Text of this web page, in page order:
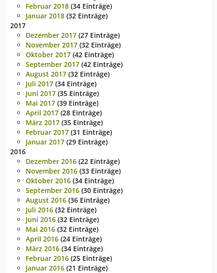
Februar 2018 (34 Einträge)
Januar 2018 (32 Einträge)
2017
Dezember 2017 (27 Einträge)
November 2017 (32 Einträge)
Oktober 2017 (42 Einträge)
September 2017 (42 Einträge)
August 2017 (32 Einträge)
Juli 2017 (34 Einträge)
Juni 2017 (35 Einträge)
Mai 2017 (39 Einträge)
April 2017 (28 Einträge)
März 2017 (35 Einträge)
Februar 2017 (31 Einträge)
Januar 2017 (29 Einträge)
2016
Dezember 2016 (22 Einträge)
November 2016 (33 Einträge)
Oktober 2016 (34 Einträge)
September 2016 (30 Einträge)
August 2016 (36 Einträge)
Juli 2016 (32 Einträge)
Juni 2016 (32 Einträge)
Mai 2016 (32 Einträge)
April 2016 (24 Einträge)
März 2016 (34 Einträge)
Februar 2016 (25 Einträge)
Januar 2016 (21 Einträge)